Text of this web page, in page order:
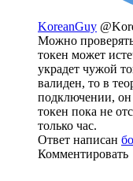
KoreanGuy
Можно
токен может
украдет чужой
валиден, то в
подключении, он
токен пока не
только час.
Ответ написан
Комментировать